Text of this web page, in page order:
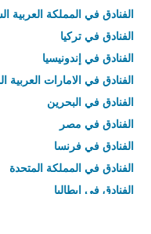
الفنادق في المملكة العربية
الفنادق في تركيا
الفنادق في إندونيسيا
الفنادق في الامارات العربية
الفنادق في البحرين
الفنادق في مصر
الفنادق في فرنسا
الفنادق في المملكة المتحدة
الفنادق في إيطاليا